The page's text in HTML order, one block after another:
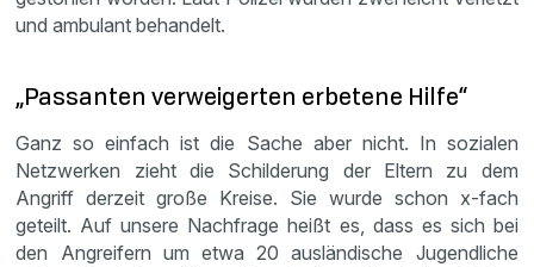
und ambulant behandelt.
„Passanten verweigerten erbetene Hilfe“
Ganz so einfach ist die Sache aber nicht. In sozialen
Netzwerken zieht die Schilderung der Eltern zu dem
Angriff derzeit große Kreise. Sie wurde schon x-fach
geteilt. Auf unsere Nachfrage heißt es, dass es sich bei
den Angreifern um etwa 20 ausländische Jugendliche